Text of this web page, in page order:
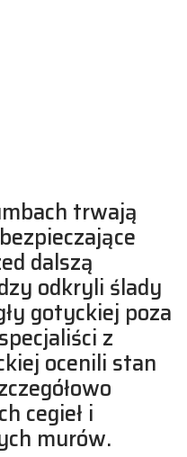
trwają
dalszą
odkryli ślady
gotyckiej poza
z
ocenili stan
cegieł i
murów.